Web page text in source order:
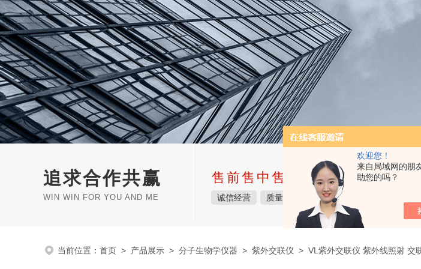
欢迎您！
来自局域网的朋
助您的吗？
追求合作共赢
WIN WIN FOR YOU AND ME
售前售中售后完整的服务体系
诚信经营 质量保障 价格合理
当前位置： 首页 > 产品展示 > 分子生物学仪器 > 紫外交联仪 > VL紫外交联仪 紫外线照射 交